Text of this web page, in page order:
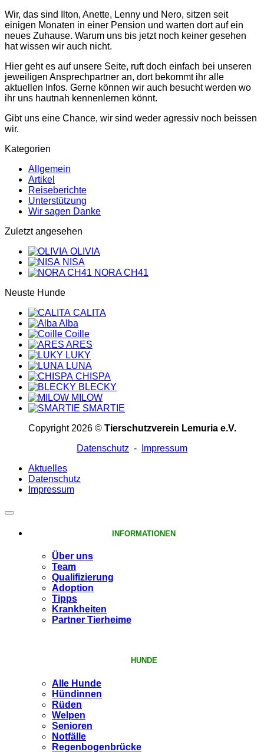
Wir, das sind Ilton, Anette, Lenny und Nero, sitzen seit
einigen Monaten in einer Pension und warten dort auf ein
neues Zuhause. Warum uns bis jetzt noch keiner gesehen
hat wissen wir auch nicht.
Hier geht es auf unsere Seite, ruft doch einfach bei unseren
jeweiligen Ansprechpartner an, dort bekommt ihr alle
aktuellen Infos. Gerne können wir auch besucht werden wo
ihr uns hautnah kennenlernen könnt.
Gibt uns eine Chance, wir sind weder agressiv noch beissen
wir.
Kategorien
Allgemein
Artikel
Reiseberichte
Unterstützung
Wir sagen Danke
Zuletzt angesehen
OLIVIA
NISA
NORA CH41
Neuste Hunde
CALITA
Alba
Coille
ARES
LUKY
LUNA
CHISPA
BLECKY
MILOW
SMARTIE
Copyright 2026 © Tierschutzverein Lemuria e.V.
Datenschutz -
Impressum
Aktuelles
Datenschutz
Impressum
INFORMATIONEN
Über uns
Team
Qualifizierung
Adoption
Tipps
Krankheiten
Partner Tierheime
HUNDE
Alle Hunde
Hündinnen
Rüden
Welpen
Senioren
Notfälle
Regenbogenbrücke